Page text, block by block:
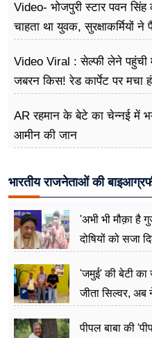
Video- भोजपुरी स्टार पवन
चाहता था युवक,
Video Viral : सेल्फी लेने पहुंची
जबरन किस! रेड कार्पेट पर मचा
AR रहमान के बेटे का चेन्नई में
आमीन की जान
भारतीय राजनेताओं की
'अभी भी मौक़ा है
दोषियों को सजा
'जमुई' की बेटी
जीता सिल्वर, अब
पीपल बाबा की